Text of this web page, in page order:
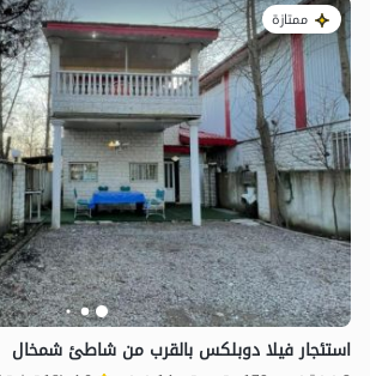
5مليون ت 4.5
ممتازة
استئجار فيلا دوبلكس بالقرب من شاطئ شمخال